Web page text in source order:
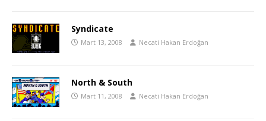
Syndicate
Mart 13, 2008 Necati Hakan Erdoğan
North & South
Mart 11, 2008 Necati Hakan Erdoğan